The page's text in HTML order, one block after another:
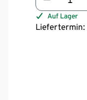
Auf Lager
Liefertermin: